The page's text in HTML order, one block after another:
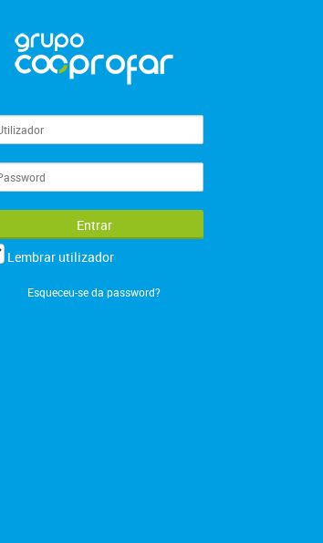
Lembrar utilizador
Esqueceu-se da password?